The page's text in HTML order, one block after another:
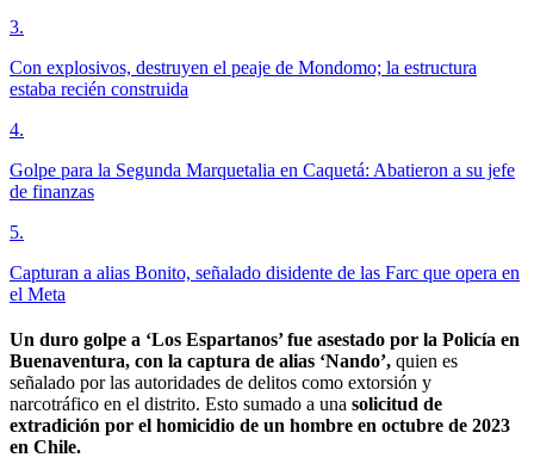
3.
Con explosivos, destruyen el peaje de Mondomo; la estructura
estaba recién construida
4.
Golpe para la Segunda Marquetalia en Caquetá: Abatieron a su jefe
de finanzas
5.
Capturan a alias Bonito, señalado disidente de las Farc que opera en
el Meta
Un duro golpe a ‘Los Espartanos’ fue asestado por la Policía en
Buenaventura, con la captura de alias ‘Nando’, quien es
señalado por las autoridades de delitos como extorsión y
narcotráfico en el distrito. Esto sumado a una solicitud de
extradición por el homicidio de un hombre en octubre de 2023
en Chile.